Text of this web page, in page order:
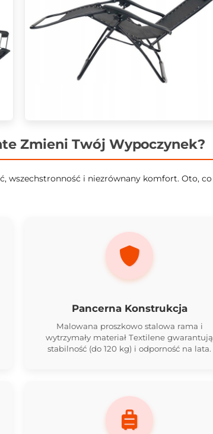
Zmieni Twój Wypoczynek?
wszechstronność i niezrównany komfort. Oto, co
Pancerna Konstrukcja
Malowana proszkowo stalowa rama i
wytrzymały materiał Textilene gwarantują
stabilność (do 120 kg) i odporność na lata.